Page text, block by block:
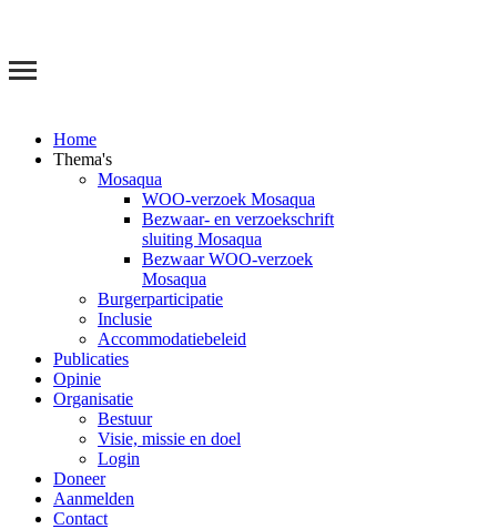
Home
Thema's
Mosaqua
WOO-verzoek Mosaqua
Bezwaar- en verzoekschrift
sluiting Mosaqua
Bezwaar WOO-verzoek
Mosaqua
Burgerparticipatie
Inclusie
Accommodatiebeleid
Publicaties
Opinie
Organisatie
Bestuur
Visie, missie en doel
Login
Doneer
Aanmelden
Contact